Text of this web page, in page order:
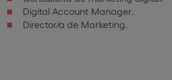
Digital Account Manager.
Director/a de Marketing.